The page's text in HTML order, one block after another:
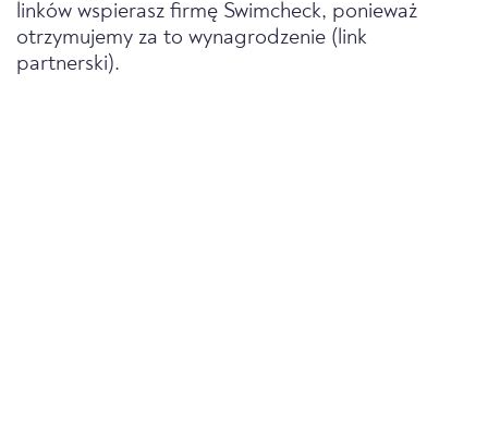
linków wspierasz firmę Swimcheck, ponieważ
otrzymujemy za to wynagrodzenie (link
partnerski).